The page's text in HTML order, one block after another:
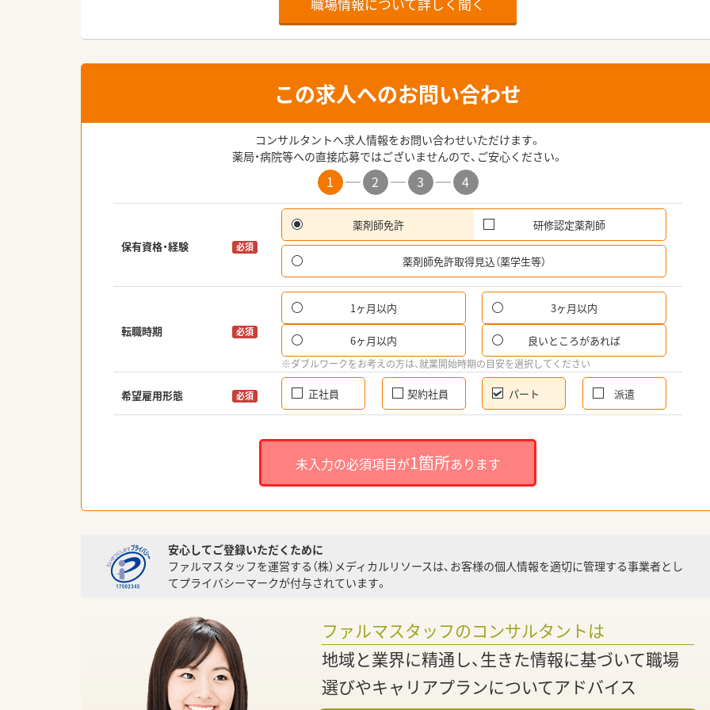
この求人へのお問い合わせ
コンサルタントへ求人情報をお問い合わせいただけます。
薬局・病院等への直接応募ではございませんので、ご安心ください。
1 2 3 4
保有資格・経験 必須
薬剤師免許 研修認定薬剤師
薬剤師免許取得見込（薬学生等）
転職時期 必須
1ヶ月以内 3ヶ月以内
6ヶ月以内 良いところがあれば
※ダブルワークをお考えの方は、就業開始時期の目安を選択してください
希望雇用形態 必須 正社員 契約社員 パート 派遣
未入力の必須項目が1箇所あります
安心してご登録いただくために
ファルマスタッフを運営する（株）メディカルリソースは、お客様の個人情報を適切に管理する事業者とし
てプライバシーマークが付与されています。
ファルマスタッフのコンサルタントは
地域と業界に精通し、生きた情報に基づいて職場
選びやキャリアプランについてアドバイス